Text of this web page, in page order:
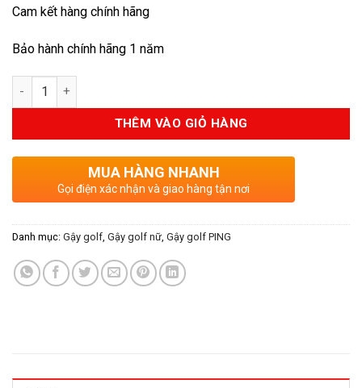
Cam kết hàng chính hãng
Bảo hành chính hãng 1 năm
Số lượng
THÊM VÀO GIỎ HÀNG
MUA HÀNG NHANH
Gọi điện xác nhận và giao hàng tận nơi
Danh mục: Gậy golf Gậy golf nữ Gậy golf PING